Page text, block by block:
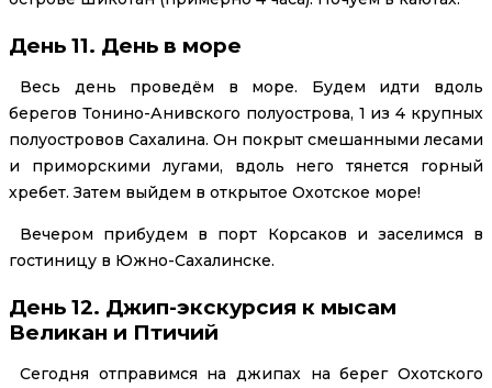
День 11. День в море
Весь день проведём в море. Будем идти вдоль
берегов Тонино-Анивского полуострова, 1 из 4 крупных
полуостровов Сахалина. Он покрыт смешанными лесами
и приморскими лугами, вдоль него тянется горный
хребет. Затем выйдем в открытое Охотское море!
Вечером прибудем в порт Корсаков и заселимся в
гостиницу в Южно-Сахалинске.
День 12. Джип-экскурсия к мысам
Великан и Птичий
Сегодня отправимся на джипах на берег Охотского